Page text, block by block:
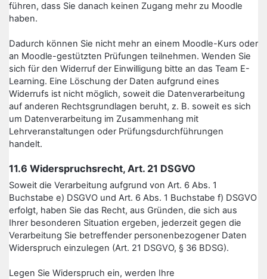
führen, dass Sie danach keinen Zugang mehr zu Moodle
haben.
Dadurch können Sie nicht mehr an einem Moodle-Kurs oder
an Moodle-gestützten Prüfungen teilnehmen. Wenden Sie
sich für den Widerruf der Einwilligung bitte an das Team E-
Learning. Eine Löschung der Daten aufgrund eines
Widerrufs ist nicht möglich, soweit die Datenverarbeitung
auf anderen Rechtsgrundlagen beruht, z. B. soweit es sich
um Datenverarbeitung im Zusammenhang mit
Lehrveranstaltungen oder Prüfungsdurchführungen
handelt.
11.6 Widerspruchsrecht, Art. 21 DSGVO
Soweit die Verarbeitung aufgrund von Art. 6 Abs. 1
Buchstabe e) DSGVO und Art. 6 Abs. 1 Buchstabe f) DSGVO
erfolgt, haben Sie das Recht, aus Gründen, die sich aus
Ihrer besonderen Situation ergeben, jederzeit gegen die
Verarbeitung Sie betreffender personenbezogener Daten
Widerspruch einzulegen (Art. 21 DSGVO, § 36 BDSG).
Legen Sie Widerspruch ein, werden Ihre